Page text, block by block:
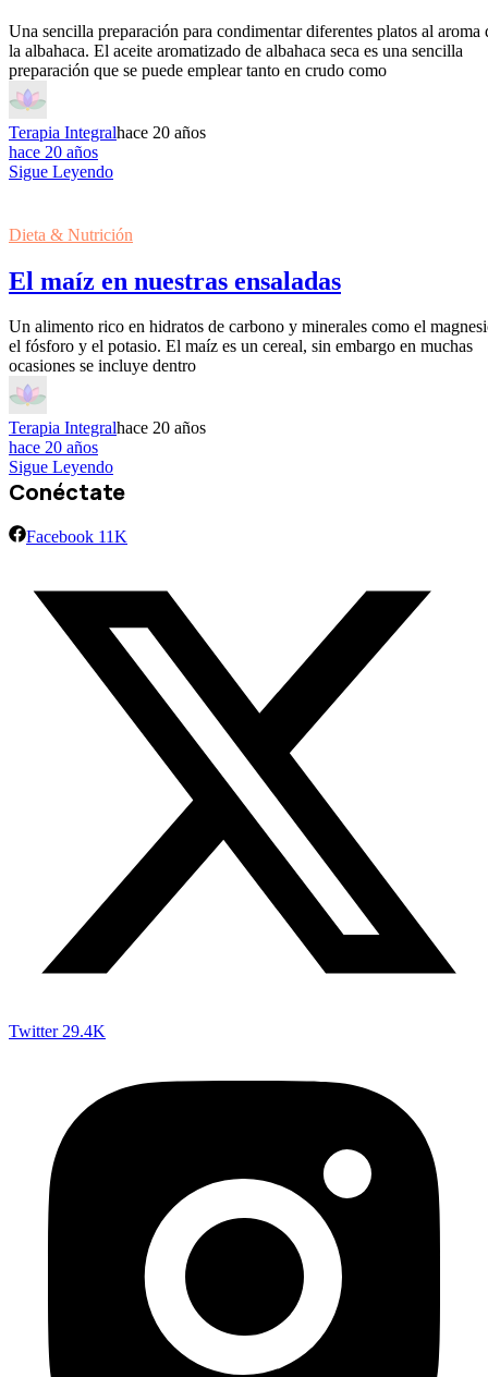
Una sencilla preparación para condimentar diferentes platos al aroma
la albahaca. El aceite aromatizado de albahaca seca es una sencilla
preparación que se puede emplear tanto en crudo como
Terapia Integralhace 20 años
hace 20 años
Sigue Leyendo
Dieta & Nutrición
El maíz en nuestras ensaladas
Un alimento rico en hidratos de carbono y minerales como el
el fósforo y el potasio. El maíz es un cereal, sin embargo en muchas
ocasiones se incluye dentro
Terapia Integralhace 20 años
hace 20 años
Sigue Leyendo
Conéctate
Facebook 11K
Twitter 29.4K